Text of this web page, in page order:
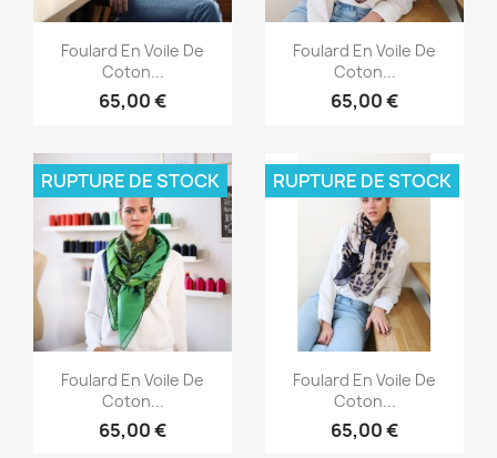
Aperçu rapide
Foulard En Voile De
Coton...
65,00 €
Aperçu rapide
Foulard En Voile De
Coton...
65,00 €
Aperçu rapide
Foulard En Voile De
Coton...
65,00 €
RUPTURE DE STOCK
Aperçu rapide
Foulard En Voile De
Coton...
65,00 €
RUPTURE DE STOCK